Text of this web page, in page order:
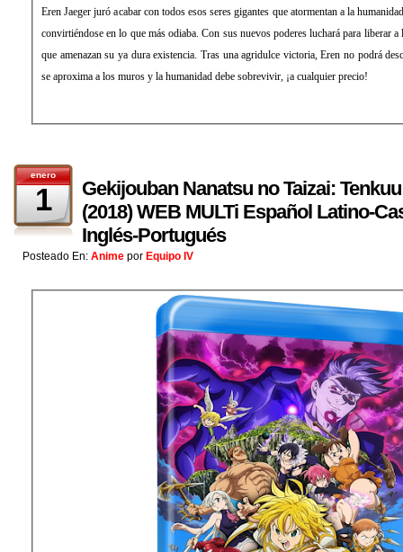
Eren Jaeger juró acabar con todos esos seres gigantes que atormentan a la
convirtiéndose en lo que más odiaba. Con sus nuevos poderes luchará para liberar
que amenazan su ya dura existencia. Tras una agridulce victoria, Eren no podrá
se aproxima a los muros y la humanidad debe sobrevivir, ¡a cualquier precio!
enero
1
Gekijouban Nanatsu no Taizai:
(2018) WEB MULTi Español Latino-
Inglés-Portugués
Posteado En: Anime por Equipo IV